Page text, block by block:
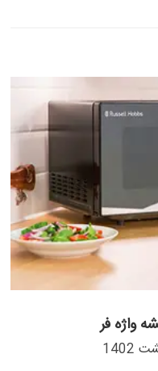
واژه فر